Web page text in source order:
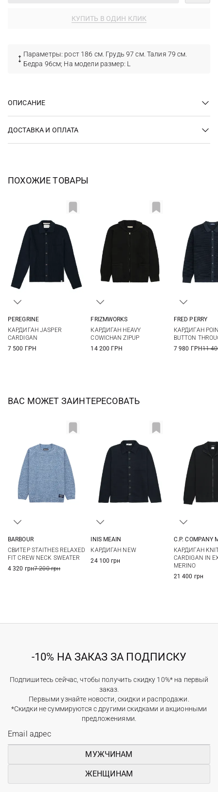
КУПИТЬ В ОДИН КЛИК
Параметры: рост 186 см. Грудь 97 см. Талия 79 см.
Бедра 96см; На модели размер: L
ОПИСАНИЕ
ДОСТАВКА И ОПЛАТА
ПОХОЖИЕ ТОВАРЫ
PEREGRINE
КАРДИГАН JASPER
CARDIGAN
7 500 ГРН
FRIZMWORKS
КАРДИГАН HEAVY
COWICHAN ZIPUP
14 200 ГРН
FRED PERRY
КАРДИГАН
BUTTON
7 980 ГРН11
ВАС МОЖЕТ ЗАИНТЕРЕСОВАТЬ
BARBOUR
СВИТЕР STAITHES RELAXED
FIT CREW NECK SWEATER
4 320 грн7 200 грн
INIS MEAIN
КАРДИГАН NEW
24 100 грн
C.P. COMPANY
КАРДИГАН
CARDIGAN IN
MERINO
21 400 грн
-10% НА ЗАКАЗ ЗА ПОДПИСКУ
Подпишитесь сейчас, чтобы получить скидку 10%* на первый
заказ.
Первыми узнайте новости, скидки и распродажи.
*Скидки не суммируются с другими скидками и акционными
предложениями.
МУЖЧИНАМ
ЖЕНЩИНАМ